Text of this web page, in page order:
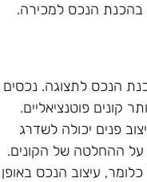
בהכנת הנכס למכירה.
הנכס לתצוגה. נכסים
קונים פוטנציאליים.
פנים יכולה לשדרג
ההחלטה של הקונים.
עיצוב הנכס באופן